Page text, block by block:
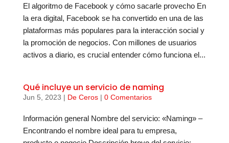
El algoritmo de Facebook y cómo sacarle provecho En
la era digital, Facebook se ha convertido en una de las
plataformas más populares para la interacción social y
la promoción de negocios. Con millones de usuarios
activos a diario, es crucial entender cómo funciona el...
Qué incluye un servicio de naming
Jun 5, 2023 | De Ceros| 0 Comentarios
Información general Nombre del servicio: «Naming» –
Encontrando el nombre ideal para tu empresa,